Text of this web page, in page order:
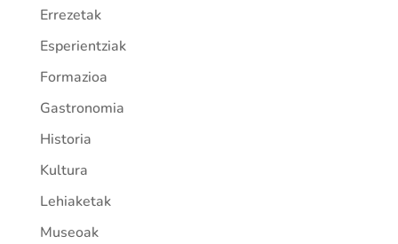
Errezetak
Esperientziak
Formazioa
Gastronomia
Historia
Kultura
Lehiaketak
Museoak